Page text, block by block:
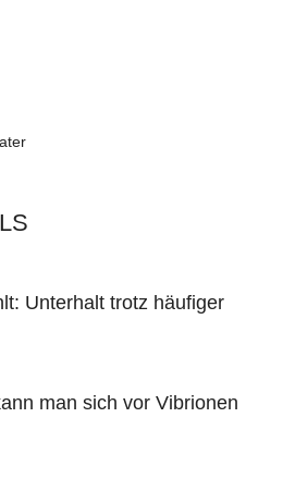
Unterhalt trotz häufiger
man sich vor Vibrionen